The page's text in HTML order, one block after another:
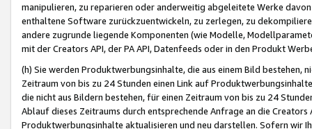
manipulieren, zu reparieren oder anderweitig abgeleitete Werke
enthaltene Software zurückzuentwickeln, zu zerlegen, zu
andere zugrunde liegende Komponenten (wie Modelle,
mit der Creators API, der PA API, Datenfeeds oder in den Produkt
(h) Sie werden Produktwerbungsinhalte, die aus einem Bild bestehen,
Zeitraum von bis zu 24 Stunden einen Link auf
die nicht aus Bildern bestehen, für einen Zeitraum von bis zu 24
Ablauf dieses Zeitraums durch entsprechende Anfrage an die
Produktwerbungsinhalte aktualisieren und neu darstellen. Sofern wir